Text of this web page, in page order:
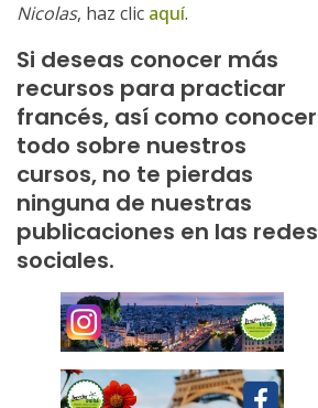
Nicolas, haz clic aquí.
Si deseas conocer más
recursos para practicar
francés, así como conocer
todo sobre nuestros
cursos, no te pierdas
ninguna de nuestras
publicaciones en las redes
sociales.